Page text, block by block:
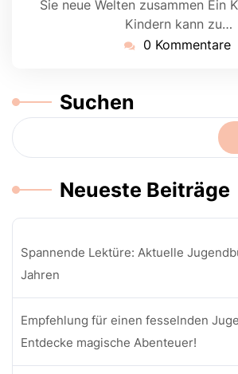
Sie neue Welten zusammen Ein
Kindern kann zu…
0 Kommentare
Suchen
Neueste Beiträge
Spannende Lektüre: Aktuelle
Jahren
Empfehlung für einen fesselnden
Entdecke magische Abenteuer!